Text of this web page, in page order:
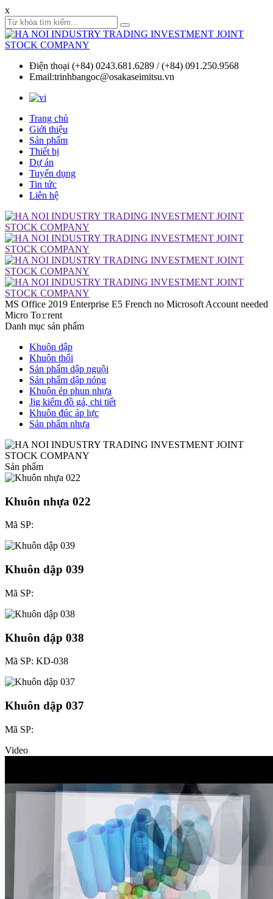
x
Điện thoại (+84) 0243.681.6289 / (+84) 091.250.9568
Email:trinhbangoc@osakaseimitsu.vn
Trang chủ
Giới thiệu
Sản phẩm
Thiết bị
Dự án
Tuyển dụng
Tin tức
Liên hệ
MS Office 2019 Enterprise E5 French no Microsoft Account needed
Micro To𝚛rent
Danh mục sản phẩm
Khuôn dập
Khuôn thổi
Sản phẩm dập nguội
Sản phẩm dập nóng
Khuôn ép phun nhựa
Jig kiểm đồ gá, chi tiết
Khuôn đúc áp lực
Sản phẩm nhựa
Sản phẩm
Khuôn nhựa 022
Mã SP:
Khuôn dập 039
Mã SP:
Khuôn dập 038
Mã SP: KD-038
Khuôn dập 037
Mã SP:
Video